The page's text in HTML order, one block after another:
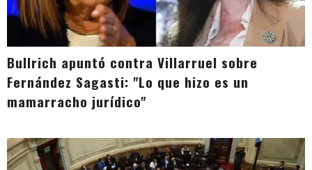
Bullrich apuntó contra Villarruel sobre
Fernández Sagasti: "Lo que hizo es un
mamarracho jurídico"